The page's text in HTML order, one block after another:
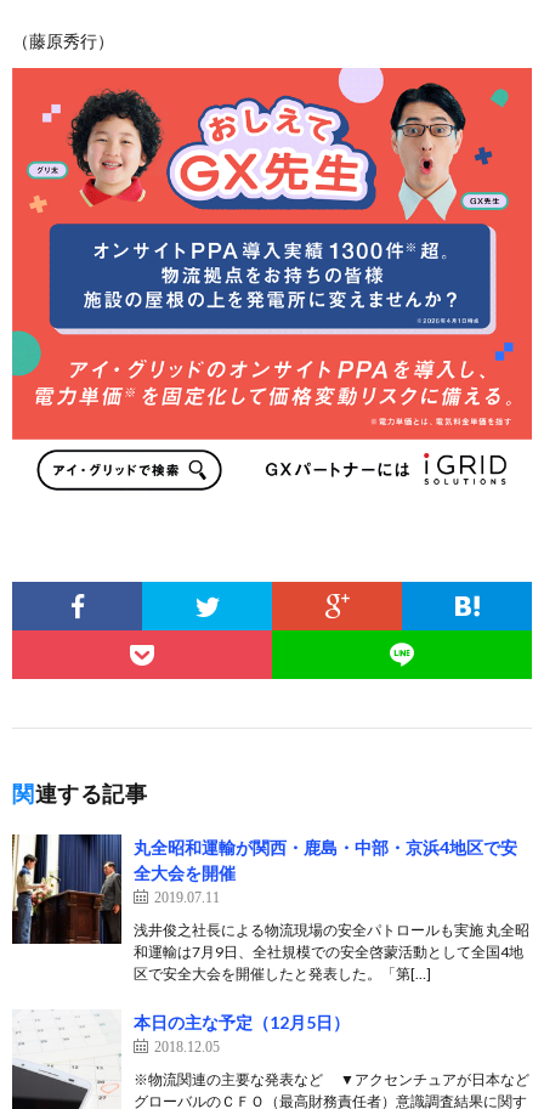
（藤原秀行）
関連する記事
丸全昭和運輸が関西・鹿島・中部・京浜4地区で安
全大会を開催
2019.07.11
浅井俊之社長による物流現場の安全パトロールも実施 丸全昭
和運輸は7月9日、全社規模での安全啓蒙活動として全国4地
区で安全大会を開催したと発表した。「第[…]
本日の主な予定（12月5日）
2018.12.05
※物流関連の主要な発表など ▼アクセンチュアが日本など
グローバルのＣＦＯ（最高財務責任者）意識調査結果に関す